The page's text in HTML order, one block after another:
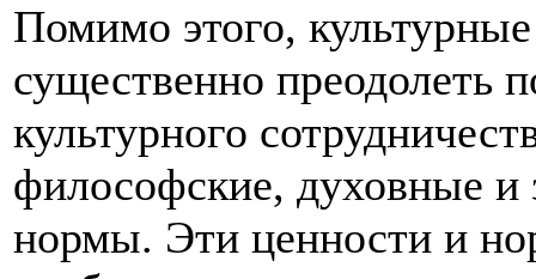
Помимо этого,
существенно преодолеть
культурного
философские, духовные и
нормы. Эти ценности и